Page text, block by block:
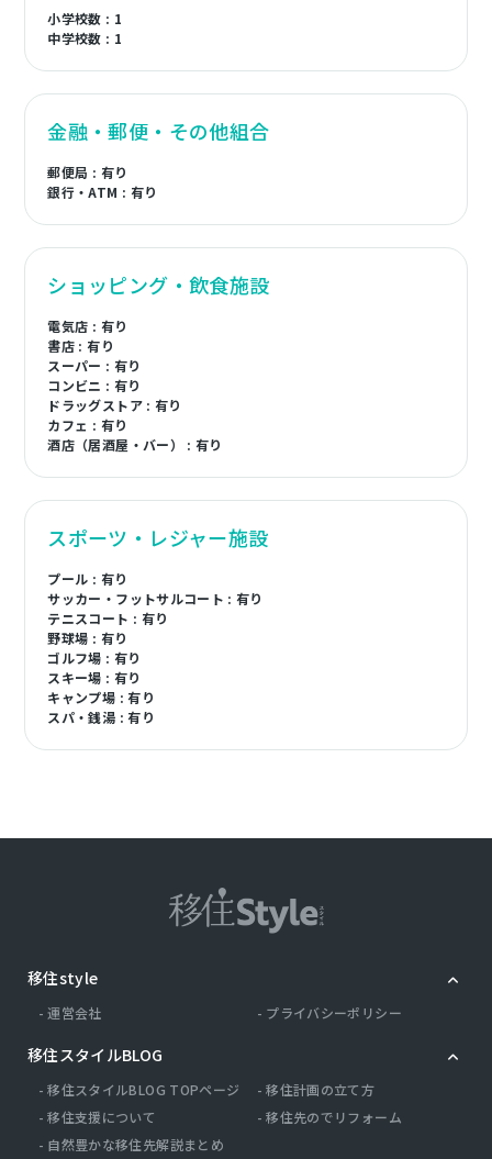
小学校数 : 1
中学校数 : 1
金融・郵便・その他組合
郵便局 : 有り
銀行・ATM : 有り
ショッピング・飲食施設
電気店 : 有り
書店 : 有り
スーパー : 有り
コンビニ : 有り
ドラッグストア : 有り
カフェ : 有り
酒店（居酒屋・バー） : 有り
スポーツ・レジャー施設
プール : 有り
サッカー・フットサルコート : 有り
テニスコート : 有り
野球場 : 有り
ゴルフ場 : 有り
スキー場 : 有り
キャンプ場 : 有り
スパ・銭湯 : 有り
移住style
運営会社 プライバシーポリシー
移住スタイルBLOG
移住スタイルBLOG TOPページ
移住計画の立て方
移住支援について
移住先のでリフォーム
自然豊かな移住先解説まとめ